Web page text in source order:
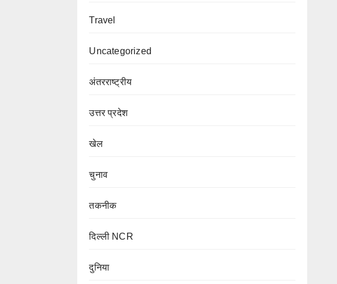
Travel
Uncategorized
अंतरराष्ट्रीय
उत्तर प्रदेश
खेल
चुनाव
तकनीक
दिल्ली NCR
दुनिया